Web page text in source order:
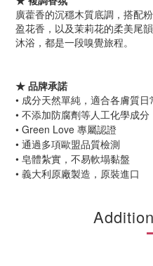
廣藿香的沉穩木質底調，搭配
盈花香，以及茉莉花的柔美尾
沐浴，都是一段嗅覺旅程。
★ 品牌承諾
• 成分天然單純，適合各膚質日
• 不添加防腐劑等人工化學成分
• Green Love 專屬認證
• 通過多項歐盟品質檢測
• 皂體紮實，不易軟塌黏盤
• 義大利原廠製造，原裝進口